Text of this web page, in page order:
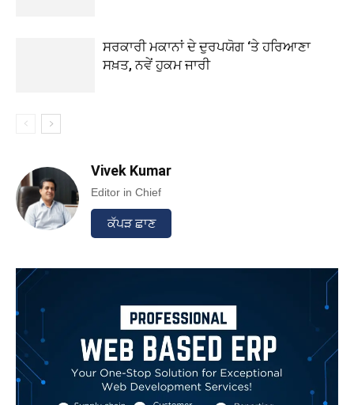
ਸਰਕਾਰੀ ਮਕਾਨਾਂ ਦੇ ਦੁਰਪਯੋਗ ‘ਤੇ ਹਰਿਆਣਾ
ਸਖ਼ਤ, ਨਵੇਂ ਹੁਕਮ ਜਾਰੀ
Vivek Kumar
Editor in Chief
ਕੱਪੜ ਛਾਣ